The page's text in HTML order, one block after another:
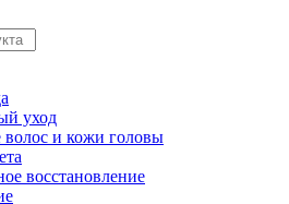
уход
и кожи головы
восстановление